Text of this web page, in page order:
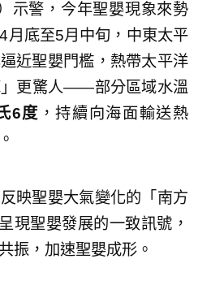
示警，今年聖嬰現象來勢
月底至5月中旬，中東太平
近聖嬰門檻，熱帶太平洋
」更驚人——部分區域水溫
6度 ，持續向海面輸送熱
映聖嬰大氣變化的「南方
現聖嬰發展的一致訊號，
振，加速聖嬰成形。